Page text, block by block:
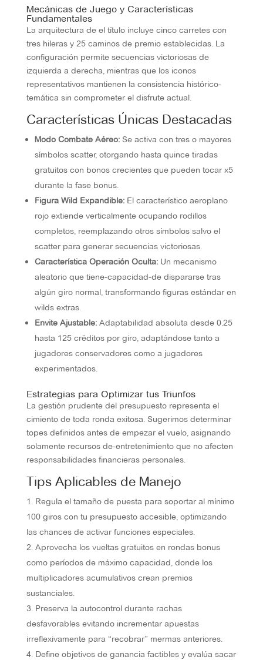
Mecánicas de Juego y Características
Fundamentales
La arquitectura de el título incluye cinco carretes con
tres hileras y 25 caminos de premio establecidas. La
configuración permite secuencias victoriosas de
izquierda a derecha, mientras que los iconos
representativos mantienen la consistencia histórico-
temática sin comprometer el disfrute actual.
Características Únicas Destacadas
Modo Combate Aéreo:Se activa con tres o mayores
símbolos scatter, otorgando hasta quince tiradas
gratuitos con bonos crecientes que pueden tocar x5
durante la fase bonus.
Figura Wild Expandible:El característico aeroplano
rojo extiende verticalmente ocupando rodillos
completos, reemplazando otros símbolos salvo el
scatter para generar secuencias victoriosas.
Característica Operación Oculta:Un mecanismo
aleatorio que tiene-capacidad-de dispararse tras
algún giro normal, transformando figuras estándar en
wilds extras.
Envite Ajustable:Adaptabilidad absoluta desde 0.25
hasta 125 créditos por giro, adaptándose tanto a
jugadores conservadores como a jugadores
experimentados.
Estrategias para Optimizar tus Triunfos
La gestión prudente del presupuesto representa el
cimiento de toda ronda exitosa. Sugerimos determinar
topes definidos antes de empezar el vuelo, asignando
solamente recursos de-entretenimiento que no afecten
responsabilidades financieras personales.
Tips Aplicables de Manejo
Regula el tamaño de puesta para soportar al mínimo
100 giros con tu presupuesto accesible, optimizando
las chances de activar funciones especiales.
Aprovecha los vueltas gratuitos en rondas bonus
como períodos de máximo capacidad, donde los
multiplicadores acumulativos crean premios
sustanciales.
Preserva la autocontrol durante rachas
desfavorables evitando incrementar apuestas
irreflexivamente para “recobrar” mermas anteriores.
Define objetivos de ganancia factibles y evalúa sacar